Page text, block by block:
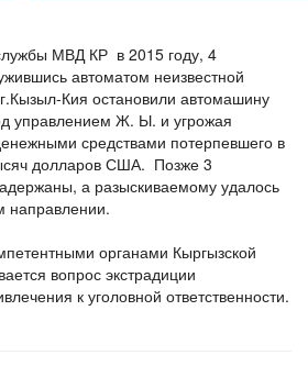
МВД КР в 2015 году, 4
автоматом неизвестной
Кия остановили автомашину
управлением Ж. Ы. и угрожая
средствами потерпевшего в
долларов США. Позже 3
а разыскиваемому удалось
направлении.
органами Кыргызской
вопрос экстрадиции
к уголовной ответственности.